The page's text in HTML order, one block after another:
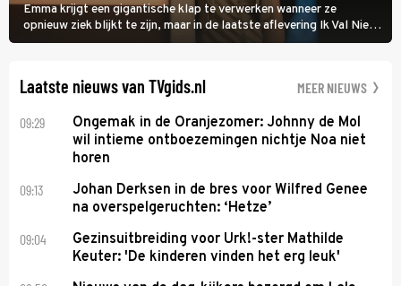
Emma krijgt een gigantische klap te verwerken wanneer ze
opnieuw ziek blijkt te zijn, maar in de laatste aflevering Ik Val Niet,
Ik Dans laat ze zien dat ze niet van plan is op te geven, zelfs als ze
Laatste nieuws van TVgids.nl MEER NIEUWS
09:29
Ongemak in de Oranjezomer: Johnny de Mol
wil intieme ontboezemingen nichtje Noa niet
horen
09:13
Johan Derksen in de bres voor Wilfred Genee
na overspelgeruchten: ‘Hetze’
09:04
Gezinsuitbreiding voor Urk!-ster Mathilde
Keuter: 'De kinderen vinden het erg leuk'